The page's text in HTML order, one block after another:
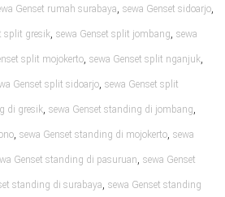
Genset rumah surabaya, sewa Genset sidoarjo,
split gresik, sewa Genset split jombang, sewa
split mojokerto, sewa Genset split nganjuk,
Genset split sidoarjo, sewa Genset split
di gresik, sewa Genset standing di jombang,
, sewa Genset standing di mojokerto, sewa
Genset standing di pasuruan, sewa Genset
standing di surabaya, sewa Genset standing